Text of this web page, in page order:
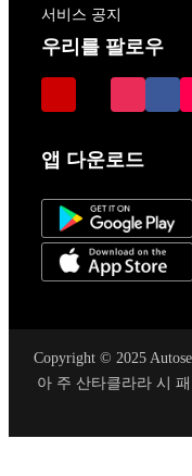
서비스 공지
우리를 팔로우
앱 다운로드
Copyright © 2025
아 주 산타클라라 시